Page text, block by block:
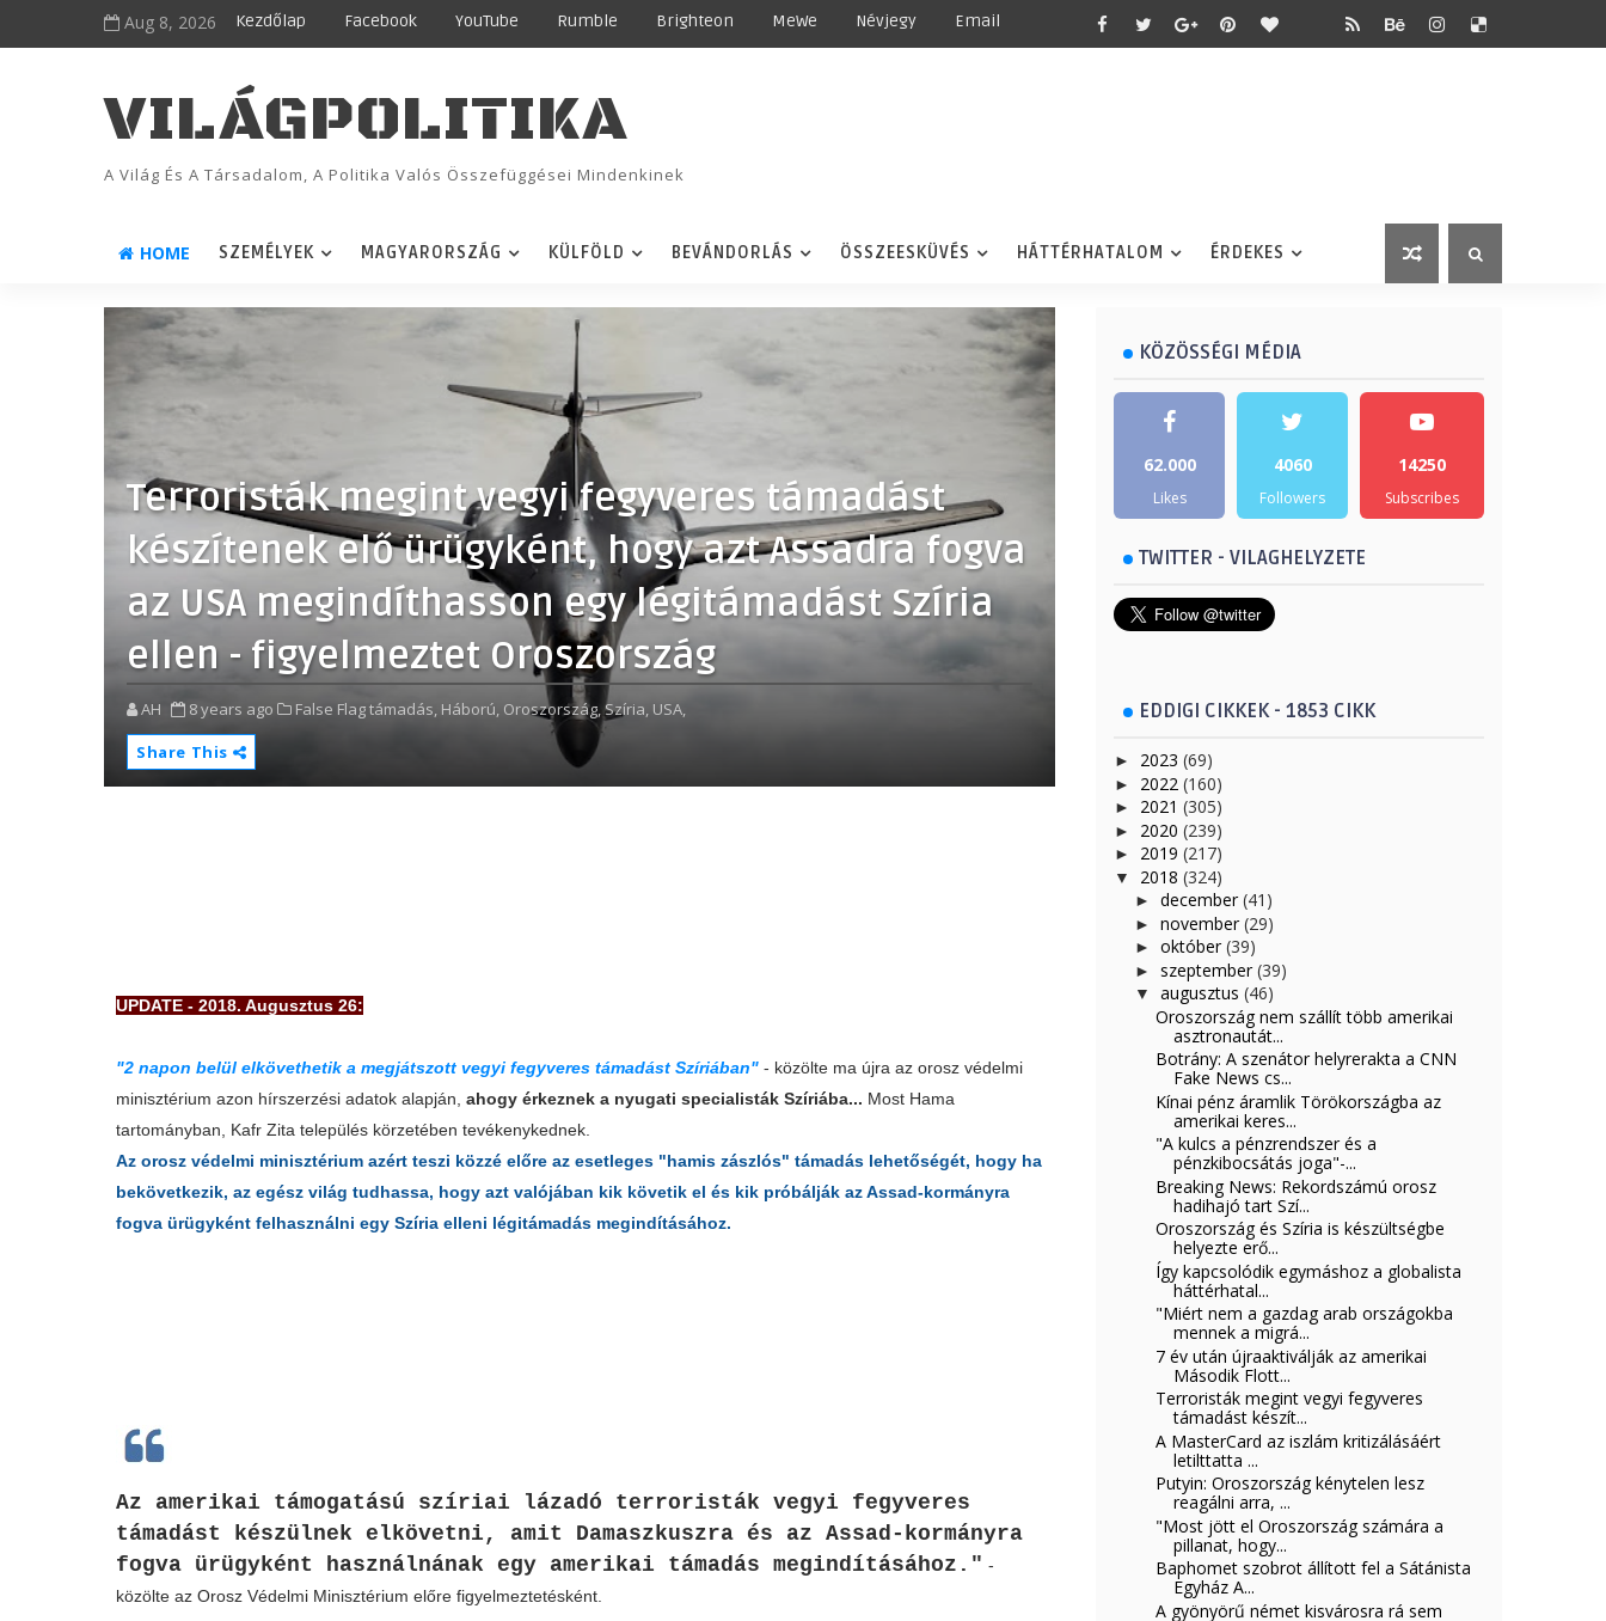
Aug 8, 2026 Kezdőlap Facebook YouTube Rumble Brighteon MeWe Névjegy Email
VILÁGPOLITIKA
A Világ És A Társadalom, A Politika Valós Összefüggései Mindenkinek
HOME SZEMÉLYEK MAGYARORSZÁG KÜLFÖLD BEVÁNDORLÁS ÖSSZEESKÜVÉS HÁTTÉRHATALOM ÉRDEKES
Terroristák megint vegyi fegyveres támadást
készítenek elő ürügyként, hogy azt Assadra fogva
az USA megindíthasson egy légitámadást Szíria
ellen - figyelmeztet Oroszország
AH 8 years ago False Flag támadás, Háború, Oroszország,Szíria, USA,
Share This
UPDATE - 2018. Augusztus 26:
"2 napon belül elkövethetik a megjátszott vegyi fegyveres támadást Szíriában" - közölte ma újra az orosz védelmi
minisztérium azon hírszerzési adatok alapján, ahogy érkeznek a nyugati specialisták Szíriába... Most Hama
tartományban, Kafr Zita település körzetében tevékenykednek.
Az orosz védelmi minisztérium azért teszi közzé előre az esetleges "hamis zászlós" támadás lehetőségét, hogy ha
bekövetkezik, az egész világ tudhassa, hogy azt valójában kik követik el és kik próbálják az Assad-kormányra
fogva ürügyként felhasználni egy Szíria elleni légitámadás megindításához.
Az amerikai támogatású szíriai lázadó terroristák vegyi fegyveres
támadást készülnek elkövetni, amit Damaszkuszra és az Assad-kormányra
fogva ürügyként használnának egy amerikai támadás megindításához." -
közölte az Orosz Védelmi Minisztérium előre figyelmeztetésként.
KÖZÖSSÉGI MÉDIA
62.000
Likes
4060
Followers
14250
Subscribes
TWITTER - VILAGHELYZETE
EDDIGI CIKKEK - 1853 CIKK
► 2023 (69)
► 2022 (160)
► 2021 (305)
► 2020 (239)
► 2019 (217)
▼ 2018 (324)
► december (41)
► november (29)
► október (39)
► szeptember (39)
▼ augusztus (46)
Oroszország nem szállít több amerikai
asztronautát...
Botrány: A szenátor helyrerakta a CNN
Fake News cs...
Kínai pénz áramlik Törökországba az
amerikai keres...
"A kulcs a pénzrendszer és a
pénzkibocsátás joga"-...
Breaking News: Rekordszámú orosz
hadihajó tart Szí...
Oroszország és Szíria is készültségbe
helyezte erő...
Így kapcsolódik egymáshoz a globalista
háttérhatal...
"Miért nem a gazdag arab országokba
mennek a migrá...
7 év után újraaktiválják az amerikai
Második Flott...
Terroristák megint vegyi fegyveres
támadást készít...
A MasterCard az iszlám kritizálásáért
letilttatta ...
Putyin: Oroszország kénytelen lesz
reagálni arra, ...
"Most jött el Oroszország számára a
pillanat, hogy...
Baphomet szobrot állított fel a Sátánista
Egyház A...
A gyönyörű német kisvárosra rá sem